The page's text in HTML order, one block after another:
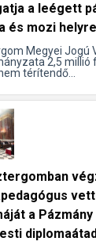
a leégett
és mozi
Megyei Jogú
2,5 millió
térítendő...
a Pázmány